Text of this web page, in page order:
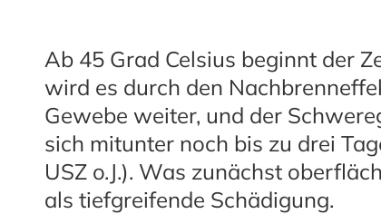
Ab 45 Grad Celsius beginnt der
wird es durch den
Gewebe weiter, und der
sich mitunter noch bis zu drei
USZ o.J.). Was zunächst
als tiefgreifende Schädigung.